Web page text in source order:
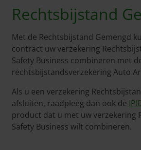
Rechtsbijstand
Met de Rechtsbijstand Gemengd
contract uw verzekering
Safety Business combineren met
rechtsbijstandsverzekering Auto
Als u een verzekering
afsluiten, raadpleeg dan ook de
product dat u met uw verzekering
Safety Business wilt combineren.